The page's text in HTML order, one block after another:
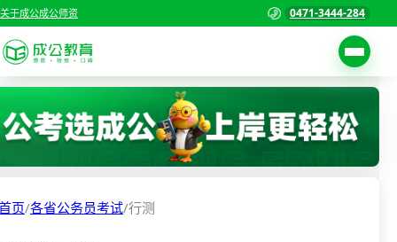
关于成公成公师资 0471-3444-284
考试公告
报考指南
首页
国家公务员考试
各省公务员考试
页/各省公务员考试/行测